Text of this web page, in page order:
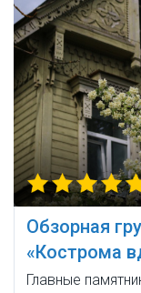
Обзорная
«Кострома
Главные